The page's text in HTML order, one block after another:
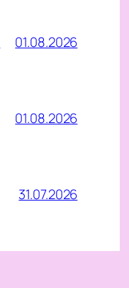
01.08.2026
01.08.2026
31.07.2026